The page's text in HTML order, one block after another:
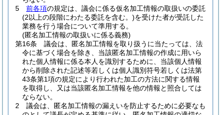
5
前各項の規定は、議会に係る仮名加工情報の取扱いの委託
(2以上の段階にわたる委託を含む。)を受けた者が受託した
業務を行う場合について準用する。
(匿名加工情報の取扱いに係る義務)
第16条
議会は、匿名加工情報を取り扱うに当たっては、法
令に基づく場合を除き、当該匿名加工情報の作成に用いら
れた個人情報に係る本人を識別するために、当該個人情報
から削除された記述等若しくは個人識別符号若しくは法第
43条第1項の規定により行われた加工の方法に関する情報
を取得し、又は当該匿名加工情報を他の情報と照合しては
ならない。
2
議会は、匿名加工情報の漏えいを防止するために必要なも